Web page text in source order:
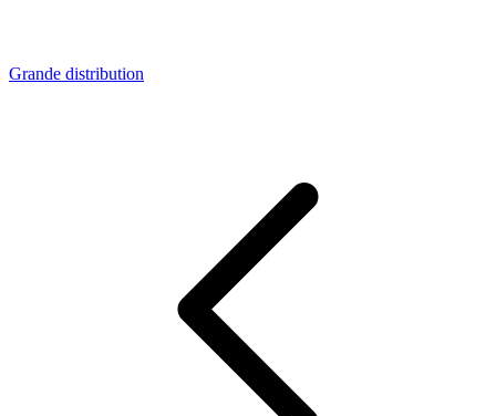
Grande distribution